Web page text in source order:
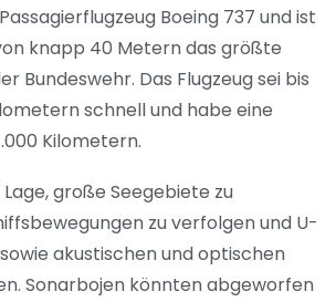
Boeing 737 und ist
knapp 40 Metern das größte
Bundeswehr. Das Flugzeug sei bis
schnell und habe eine
Kilometern.
große Seegebiete zu
zu verfolgen und U-
akustischen und optischen
Sonarbojen könnten abgeworfen